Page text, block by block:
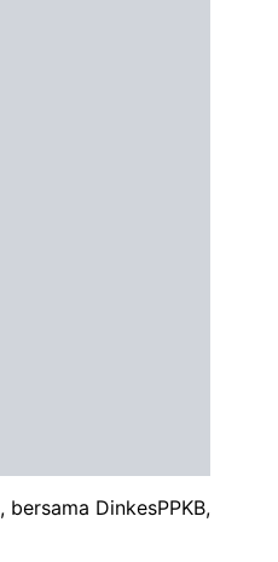
, bersama DinkesPPKB,